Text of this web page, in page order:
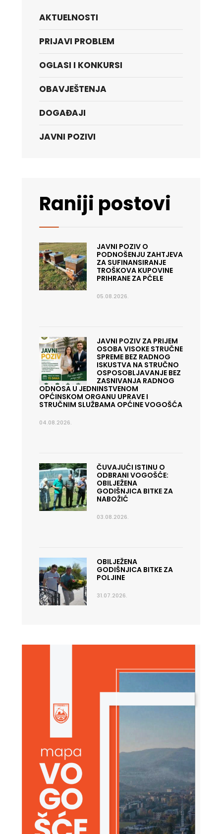
AKTUELNOSTI
PRIJAVI PROBLEM
OGLASI I KONKURSI
OBAVJEŠTENJA
DOGAĐAJI
JAVNI POZIVI
Raniji postovi
JAVNI POZIV O
PODNOŠENJU ZAHTJEVA
ZA SUFINANSIRANJE
TROŠKOVA KUPOVINE
PRIHRANE ZA PČELE
05.08.2026.
JAVNI POZIV ZA PRIJEM
OSOBA VISOKE STRUČNE
SPREME BEZ RADNOG
ISKUSTVA NA STRUČNO
OSPOSOBLJAVANJE BEZ
ZASNIVANJA RADNOG
ODNOSA U JEDNINSTVENOM
OPĆINSKOM ORGANU UPRAVE I
STRUČNIM SLUŽBAMA OPĆINE VOGOŠĆA
04.08.2026.
ČUVAJUĆI ISTINU O
ODBRANI VOGOŠĆE:
OBILJEŽENA
GODIŠNJICA BITKE ZA
NABOŽIĆ
03.08.2026.
OBILJEŽENA
GODIŠNJICA BITKE ZA
POLJINE
31.07.2026.